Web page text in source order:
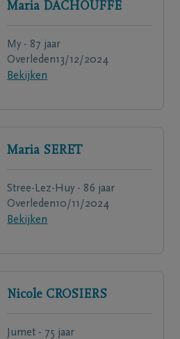
Maria DACHOUFFE
My - 87 jaar
Overleden13/12/2024
Bekijken
Maria SERET
Stree-Lez-Huy - 86 jaar
Overleden10/11/2024
Bekijken
Nicole CROSIERS
Jumet - 75 jaar